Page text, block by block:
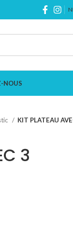
NOUS
KIT PLATEAU
3